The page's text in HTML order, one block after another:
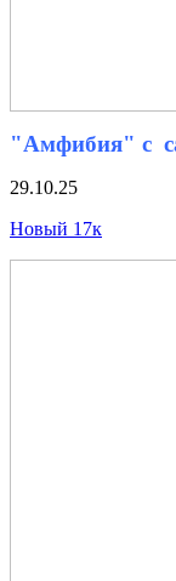
"Амфибия" с
29.10.25
Новый 17к